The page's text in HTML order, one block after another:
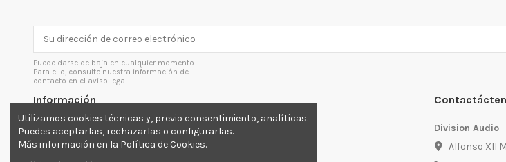
Puede darse de baja en cualquier momento.
Para ello, consulte nuestra información de
contacto en el aviso legal.
Información
Envíos y devoluciones
Aviso legal
Division Audio
Alfonso XII
Utilizamos cookies técnicas y, previo consentimiento, analíticas.
Puedes aceptarlas, rechazarlas o configurarlas.
Más información en la Política de Cookies.